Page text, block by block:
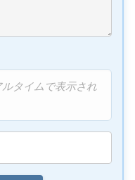
タイムで表示され